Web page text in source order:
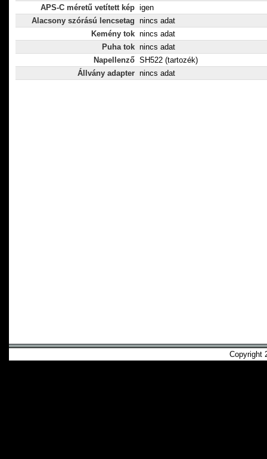
APS-C méretű vetített kép igen
Alacsony szórású lencsetag nincs adat
Kemény tok nincs adat
Puha tok nincs adat
Napellenző SH522 (tartozék)
Állvány adapter nincs adat
Copyright